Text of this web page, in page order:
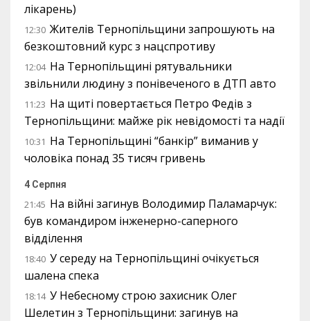
лікарень)
12:30 Жителів Тернопільщини запрошують на
безкоштовний курс з нацспротиву
12:04 На Тернопільщині рятувальники
звільнили людину з понівеченого в ДТП авто
11:23 На щиті повертається Петро Федів з
Тернопільщини: майже рік невідомості та надії
10:31 На Тернопільщині “банкір” виманив у
чоловіка понад 35 тисяч гривень
4 Серпня
21:45 На війні загинув Володимир Паламарчук:
був командиром інженерно-саперного
відділення
18:40 У середу на Тернопільщині очікується
шалена спека
18:14 У Небесному строю захисник Олег
Шелетин з Тернопільщини: загинув на